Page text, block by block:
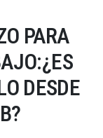
PARA
DESDE